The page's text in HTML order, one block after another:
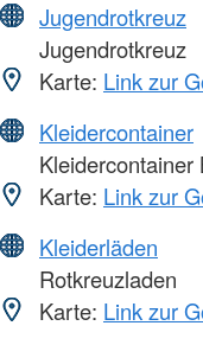
Jugendrotkreuz
Jugendrotkreuz
Karte: Link zur
Kleidercontainer
Kleidercontainer
Karte: Link zur
Kleiderläden
Rotkreuzladen
Karte: Link zur